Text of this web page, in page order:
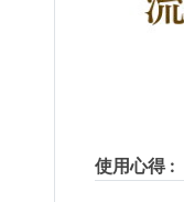
使用心得: